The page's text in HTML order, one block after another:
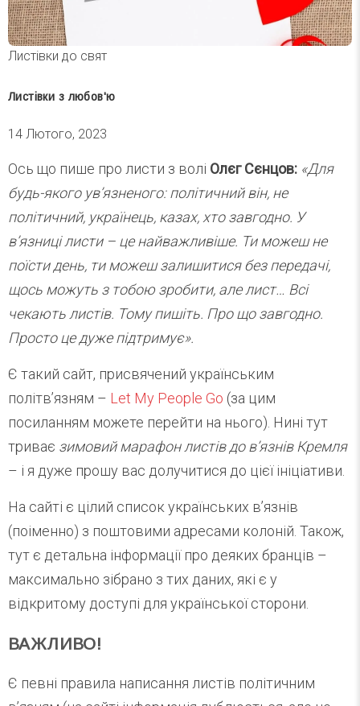
Листівки до свят
Листівки з любов'ю
14 Лютого, 2023
Ось що пише про листи з волі Олєг Сєнцов: «Для
будь-якого ув’язненого: політичний він, не
політичний, українець, казах, хто завгодно. У
в’язниці листи – це найважливіше. Ти можеш не
поїсти день, ти можеш залишитися без передачі,
щось можуть з тобою зробити, але лист… Всі
чекають листів. Тому пишіть. Про що завгодно.
Просто це дуже підтримує».
Є такий сайт, присвячений українським
політв’язням – Let My People Go (за цим
посиланням можете перейти на нього). Нині тут
триває зимовий марафон листів до в’язнів Кремля
– і я дуже прошу вас долучитися до цієї ініціативи.
На сайті є цілий список українських в’язнів
(поіменно) з поштовими адресами колоній. Також,
тут є детальна інформації про деяких бранців –
максимально зібрано з тих даних, які є у
відкритому доступі для української сторони.
ВАЖЛИВО!
Є певні правила написання листів політичним